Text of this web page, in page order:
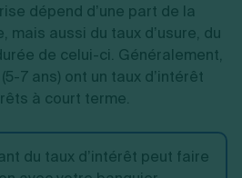
dépend d’une part de la
mais aussi du taux d’usure, du
de celui-ci. Généralement,
7 ans) ont un taux d’intérêt
à court terme.
du taux d’intérêt peut faire